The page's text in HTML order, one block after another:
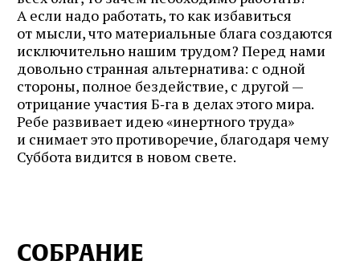
А если надо работать, то как избавиться
от мысли, что материальные блага создаются
исключительно нашим трудом? Перед нами
довольно странная альтернатива: с одной
стороны, полное бездействие, с другой —
отрицание участия Б‑га в делах этого мира.
Ребе развивает идею «инертного труда»
и снимает это противоречие, благодаря чему
Суббота видится в новом свете.
СОБРАНИЕ